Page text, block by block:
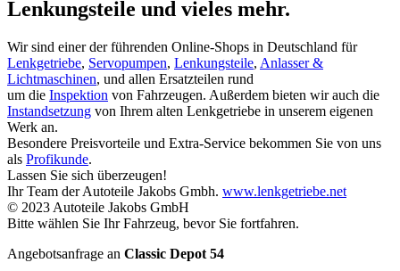
Lenkungsteile und vieles mehr.
Wir sind einer der führenden Online-Shops in Deutschland für
Lenkgetriebe, Servopumpen, Lenkungsteile, Anlasser &
Lichtmaschinen, und allen Ersatzteilen rund
um die Inspektion von Fahrzeugen. Außerdem bieten wir auch die
Instandsetzung von Ihrem alten Lenkgetriebe in unserem eigenen
Werk an.
Besondere Preisvorteile und Extra-Service bekommen Sie von uns
als Profikunde.
Lassen Sie sich überzeugen!
Ihr Team der Autoteile Jakobs Gmbh. www.lenkgetriebe.net
© 2023 Autoteile Jakobs GmbH
Bitte wählen Sie Ihr Fahrzeug, bevor Sie fortfahren.
Angebotsanfrage an Classic Depot 54